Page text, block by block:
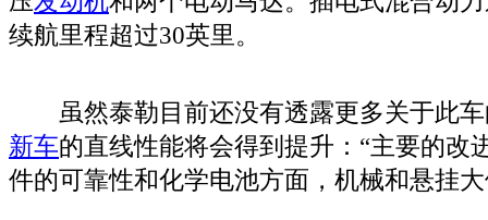
续航里程超过30英里。
虽然泰勒目前还没有透露更多关于此车
新车的直线性能将会得到提升：“主要的改
件的可靠性和化学电池方面，机械和悬挂